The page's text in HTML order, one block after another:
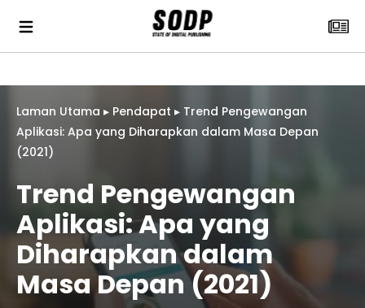
Laman Utama ▸ Pendapat ▸ Trend Pengewangan
Aplikasi: Apa yang Diharapkan dalam Masa Depan
(2021)
Trend Pengewangan
Aplikasi: Apa yang
Diharapkan dalam
Masa Depan (2021)